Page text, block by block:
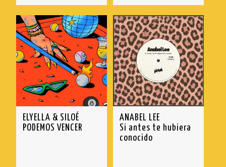
ELYELLA & SILOÉ
PODEMOS VENCER
ANABEL LEE
Si antes te hubiera
conocido